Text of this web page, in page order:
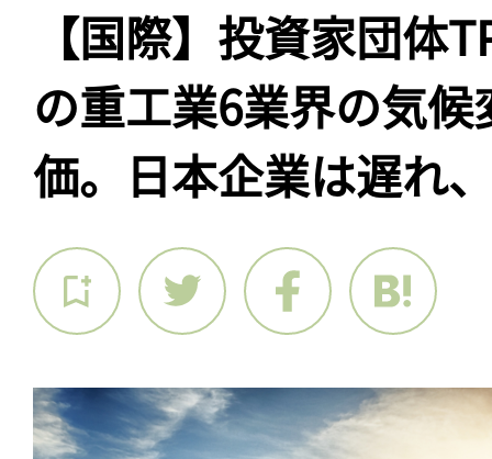
【国際】投資家団体
の重工業6業界の気
価。日本企業は遅れ